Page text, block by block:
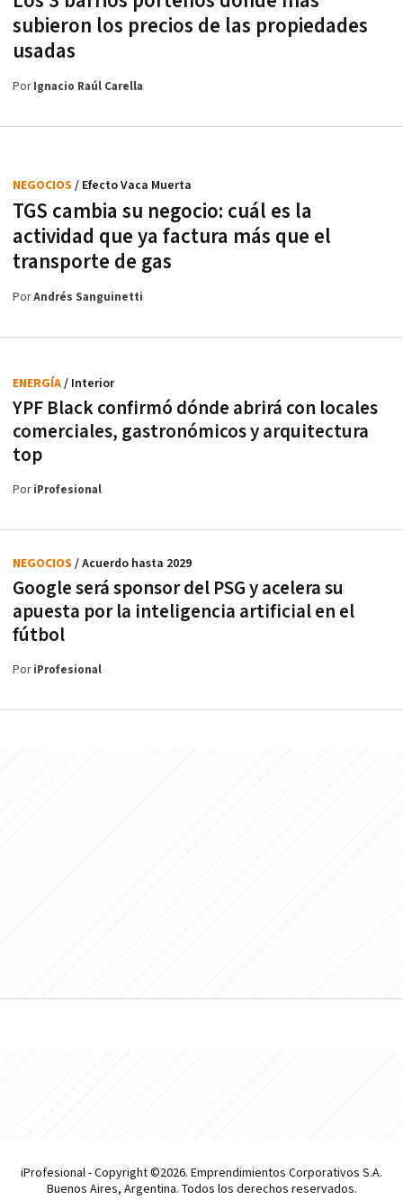
subieron los precios de las propiedades
usadas
PorIgnacio Raúl Carella
TGS cambia su negocio: cuál es la
actividad que ya factura más que el
transporte de gas
NEGOCIOS / Efecto Vaca Muerta
PorAndrés Sanguinetti
YPF Black confirmó dónde abrirá con locales
comerciales, gastronómicos y arquitectura
top
ENERGÍA/ Interior
PoriProfesional
Google será sponsor del PSG y acelera su
apuesta por la inteligencia artificial en el
fútbol
NEGOCIOS / Acuerdo hasta 2029
PoriProfesional
iProfesional - Copyright ©2026. Emprendimientos Corporativos S.A.
Buenos Aires, Argentina. Todos los derechos reservados.